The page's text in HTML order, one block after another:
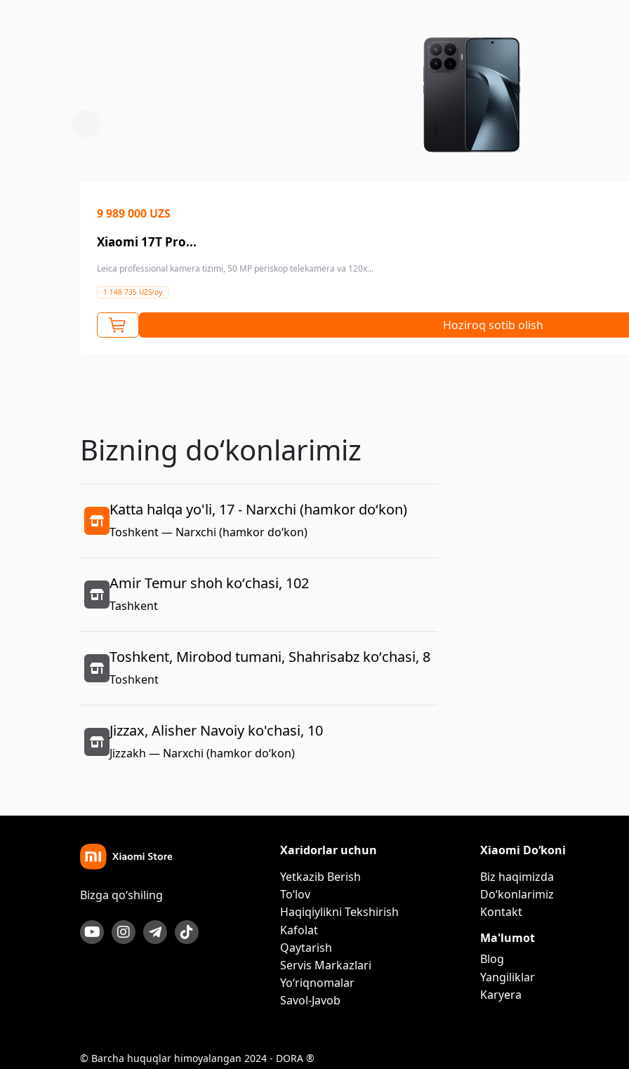
9 989 000 UZS
Xiaomi 17T Pro...
Leica professional kamera tizimi, 50 MP periskop telekamera va 120x...
1 148 735 UZS/oy
Hoziroq sotib olish
Bizning doʻkonlarimiz
Katta halqa yo'li, 17 - Narxchi (hamkor do‘kon)
Toshkent — Narxchi (hamkor do‘kon)
Amir Temur shoh koʻchasi, 102
Tashkent
Toshkent, Mirobod tumani, Shahrisabz koʻchasi, 8
Toshkent
Jizzax, Alisher Navoiy ko'chasi, 10
Jizzakh — Narxchi (hamkor do‘kon)
Bizga qo‘shiling
Xaridorlar uchun
Yetkazib Berish
To‘lov
Haqiqiylikni Tekshirish
Kafolat
Qaytarish
Servis Markazlari
Yo‘riqnomalar
Savol-Javob
Xiaomi Do‘koni
Biz haqimizda
Do‘konlarimiz
Kontakt
Ma'lumot
Blog
Yangiliklar
Karyera
© Barcha huquqlar himoyalangan 2024 - DORA ®